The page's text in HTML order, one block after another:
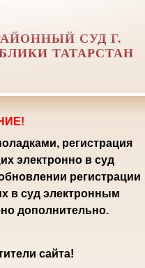
СУД Г.
ТАТАРСТАН
регистрация
электронно в суд
регистрации
в суд электронным
дополнительно.
сайта!